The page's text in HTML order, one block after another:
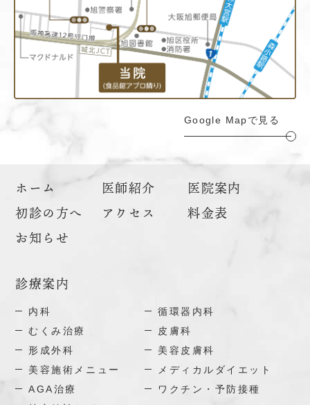
Google Mapで見る
ホーム 医師紹介
医院案内
初診の方へ
アクセス
料金表
お知らせ
診療案内
内科
循環器内科
むくみ治療
皮膚科
形成外科
美容皮膚科
美容施術メニュー
メディカルダイエット
AGA治療
ワクチン・予防接種